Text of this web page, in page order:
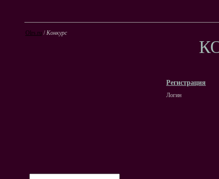
Olrs.ru /Конкурс
Регистрация
Логин